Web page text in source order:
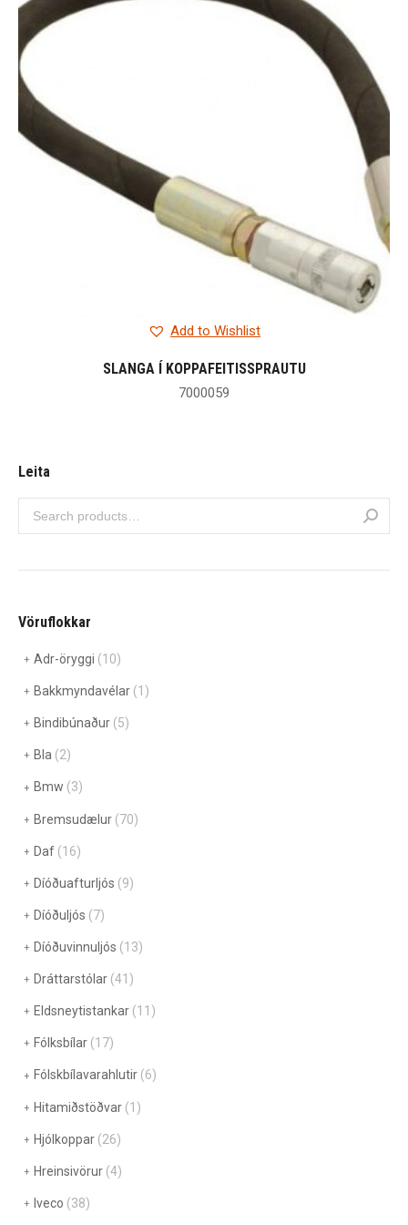
Add to Wishlist
SLANGA Í KOPPAFEITISSPRAUTU
7000059
Leita
Vöruflokkar
Adr-öryggi (10)
Bakkmyndavélar (1)
Bindibúnaður (5)
Bla (2)
Bmw (3)
Bremsudælur (70)
Daf (16)
Díóðuafturljós (9)
Díóðuljós (7)
Díóðuvinnuljós (13)
Dráttarstólar (41)
Eldsneytistankar (11)
Fólksbílar (17)
Fólskbílavarahlutir (6)
Hitamiðstöðvar (1)
Hjólkoppar (26)
Hreinsivörur (4)
Iveco (38)